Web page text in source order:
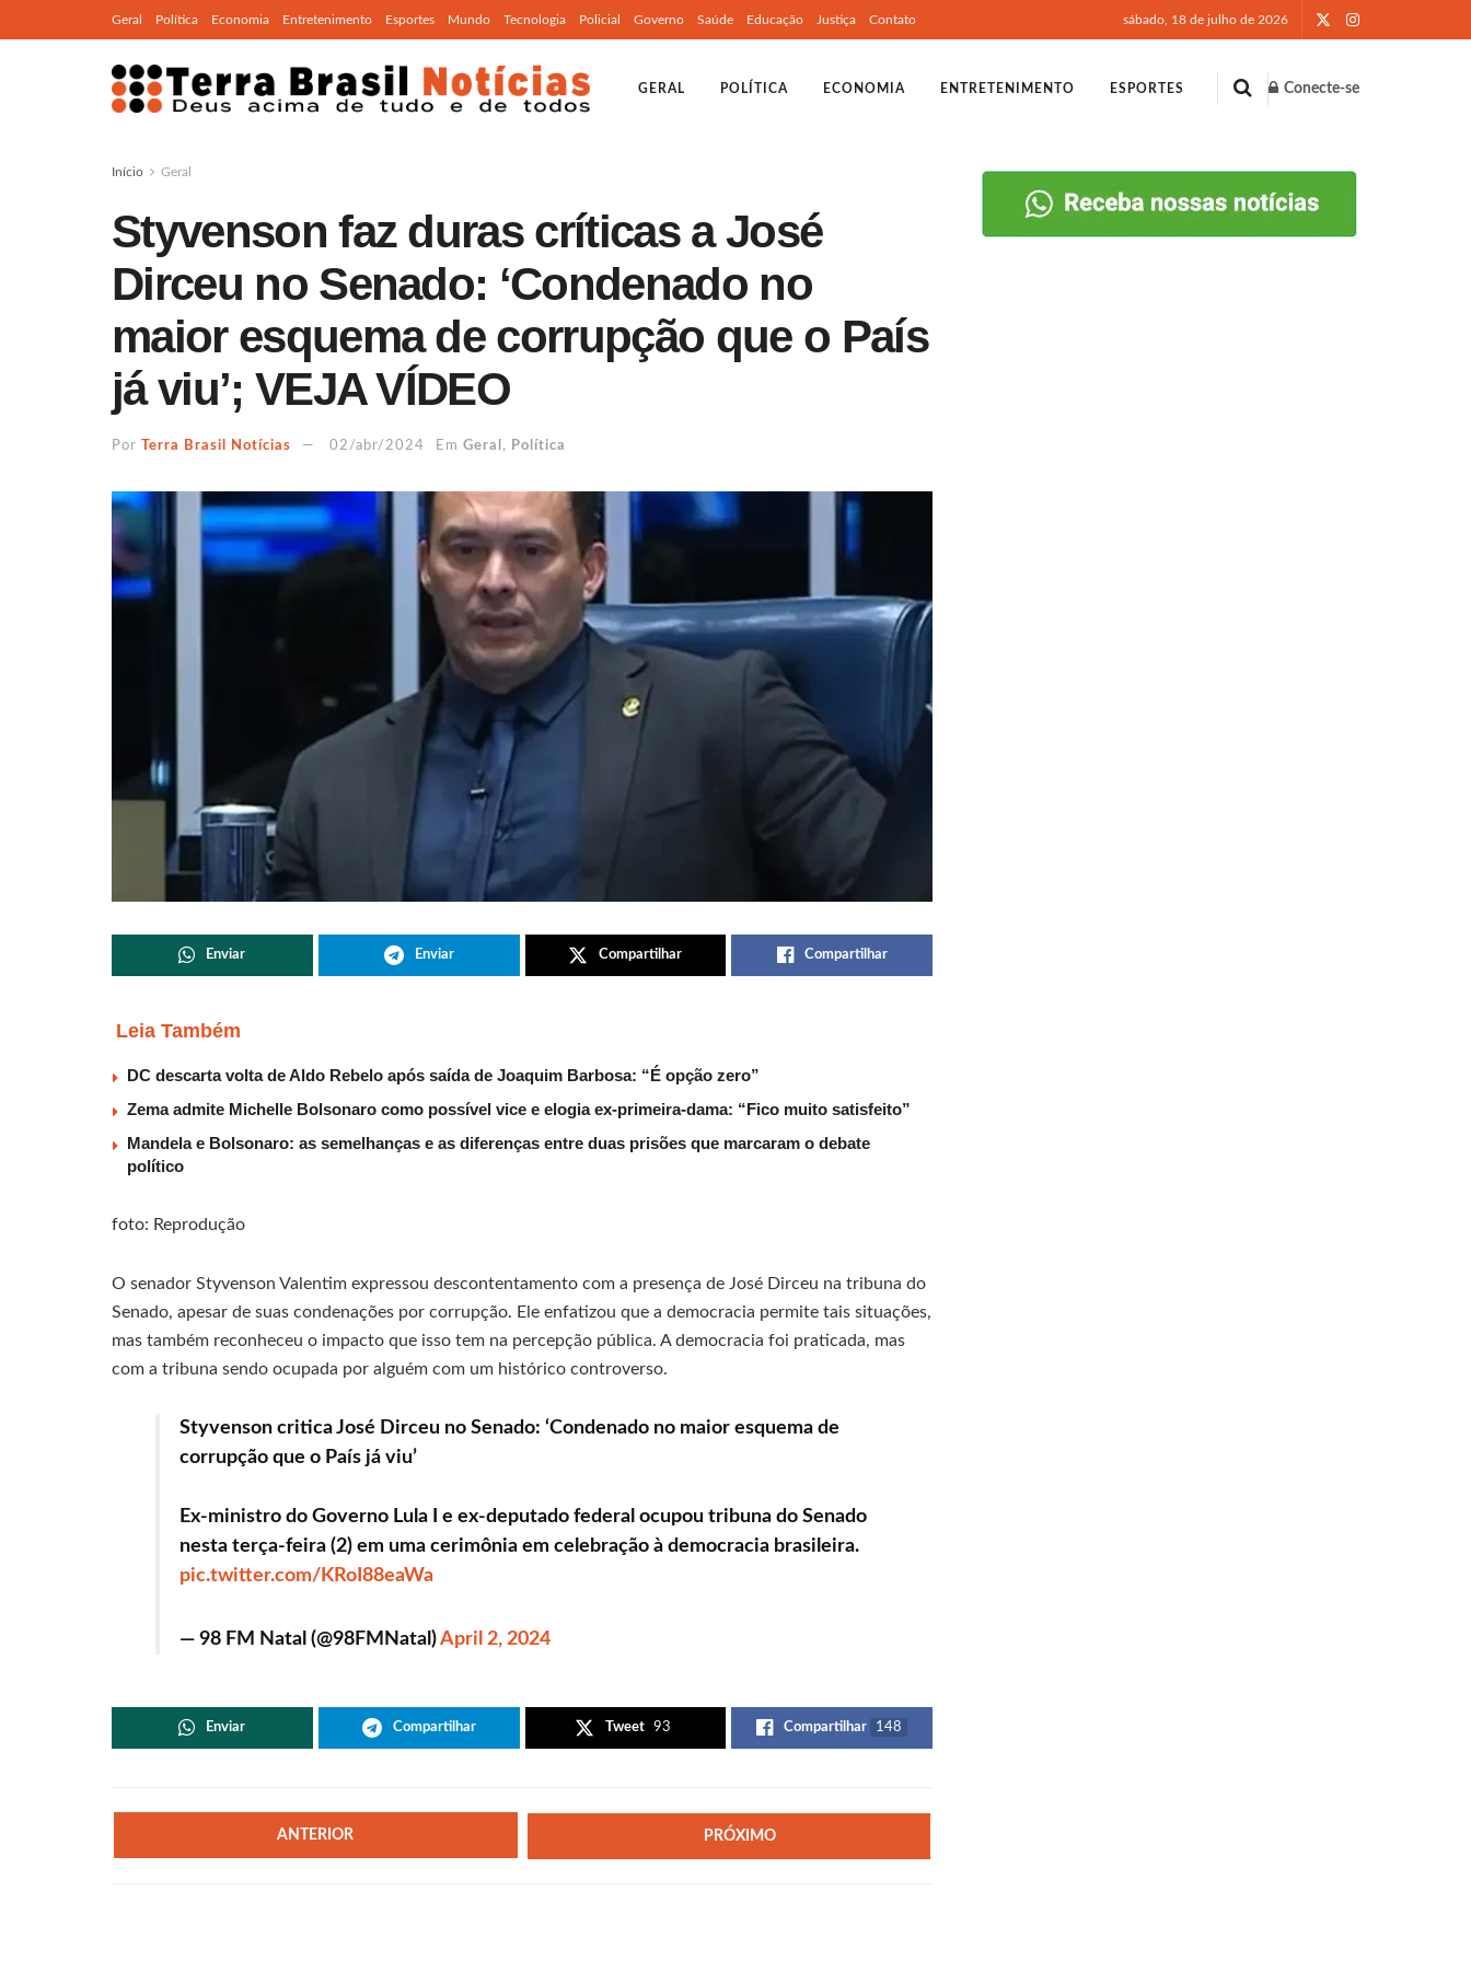
Geral Política Economia Entretenimento Esportes Mundo Tecnologia Policial Governo Saúde Educação Justiça Contato sábado, 18 de julho de 2026
GERAL POLÍTICA ECONOMIA ENTRETENIMENTO ESPORTES Conecte-se
Início Geral
Styvenson faz duras críticas a José
Dirceu no Senado: ‘Condenado no
maior esquema de corrupção que o País
já viu’; VEJA VÍDEO
Por Terra Brasil Notícias 02/abr/2024 Em Geral , Política
Enviar Enviar Compartilhar Compartilhar
Leia Também
DC descarta volta de Aldo Rebelo após saída de Joaquim Barbosa: “É opção zero”
Zema admite Michelle Bolsonaro como possível vice e elogia ex-primeira-dama: “Fico muito satisfeito”
Mandela e Bolsonaro: as semelhanças e as diferenças entre duas prisões que marcaram o debate
político
foto: Reprodução
O senador Styvenson Valentim expressou descontentamento com a presença de José Dirceu na tribuna do
Senado, apesar de suas condenações por corrupção. Ele enfatizou que a democracia permite tais situações,
mas também reconheceu o impacto que isso tem na percepção pública. A democracia foi praticada, mas
com a tribuna sendo ocupada por alguém com um histórico controverso.
Styvenson critica José Dirceu no Senado: ‘Condenado no maior esquema de
corrupção que o País já viu’
Ex-ministro do Governo Lula I e ex-deputado federal ocupou tribuna do Senado
nesta terça-feira (2) em uma cerimônia em celebração à democracia brasileira.
pic.twitter.com/KRoI88eaWa
— 98 FM Natal (@98FMNatal)April 2, 2024
Enviar Compartilhar Tweet 93 Compartilhar 148
ANTERIOR PRÓXIMO